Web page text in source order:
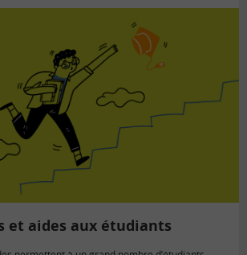
et aides aux étudiants